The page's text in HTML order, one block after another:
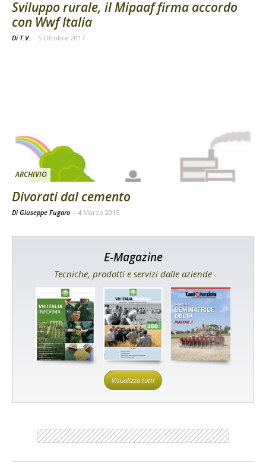
Sviluppo rurale, il Mipaaf firma accordo
con Wwf Italia
Di T.V. - 5 Ottobre 2017
ARCHIVIO
Divorati dal cemento
Di Giuseppe Fugaro - 4 Marzo 2015
E-Magazine
Tecniche, prodotti e servizi dalle aziende
Visualizza tutti